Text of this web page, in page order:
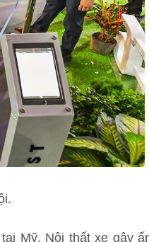
Mỹ. Nội thất xe gây